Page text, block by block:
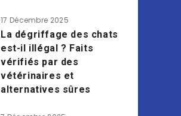
17 Décembre 2025
La dégriffage des chats
est-il illégal ? Faits
vérifiés par des
vétérinaires et
alternatives sûres